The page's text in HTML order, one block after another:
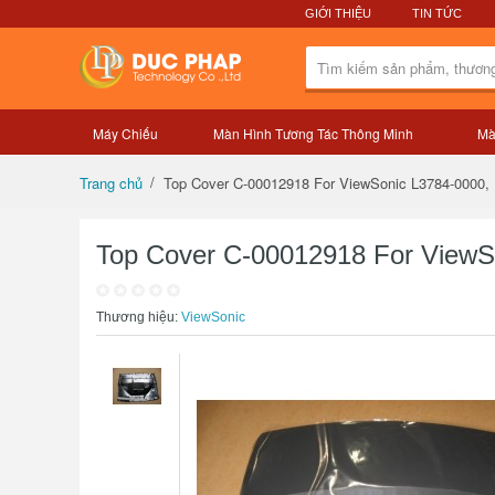
GIỚI THIỆU TIN TỨC
Tổng quan sản phẩm
Máy Chiếu Màn Hình Tương Tác Thông Minh
Trang chủ Top Cover C-00012918 For ViewSonic L3784-0000,
Top Cover C-00012918 For
Thương hiệu: ViewSonic